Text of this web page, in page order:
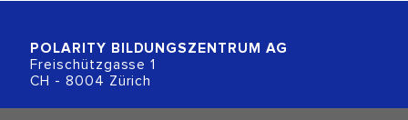
POLARITY BILDUNGSZENTRUM AG
Freischützgasse 1
CH - 8004 Zürich